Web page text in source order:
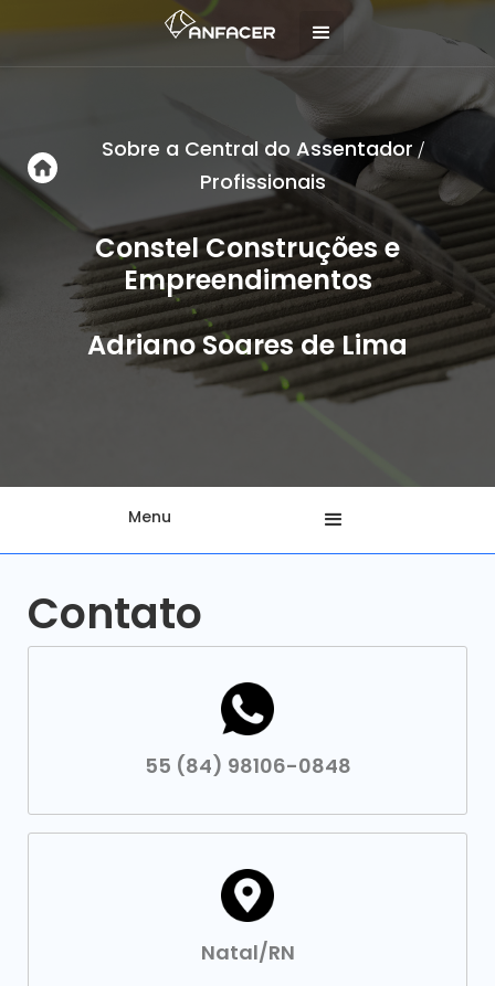
Sobre a Central do Assentador /
Profissionais
Constel Construções e
Empreendimentos
Adriano Soares de Lima
Menu
Contato
55 (84) 98106-0848
Natal/RN